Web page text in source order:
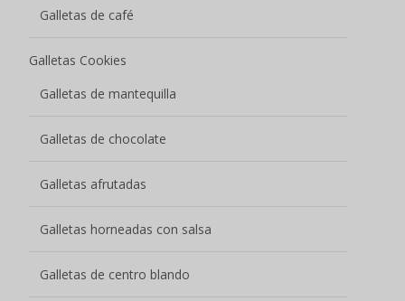
Galletas de café
Galletas Cookies
Galletas de mantequilla
Galletas de chocolate
Galletas afrutadas
Galletas horneadas con salsa
Galletas de centro blando